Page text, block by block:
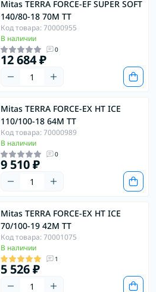
Mitas TERRA FORCE-EF SUPER SOFT
140/80-18 70M TT
Код товара: 70000955
В наличии
0
12 684 ₽
Mitas TERRA FORCE-EX HT ICE
110/100-18 64M TT
Код товара: 70000989
В наличии
0
9 510 ₽
Mitas TERRA FORCE-EX HT ICE
70/100-19 42M TT
Код товара: 70001075
В наличии
1
5 526 ₽